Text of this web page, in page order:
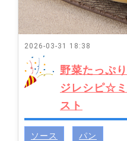
2026-03-31 18:38
野菜たっぷ
ジレシピ☆
スト
ソース パン